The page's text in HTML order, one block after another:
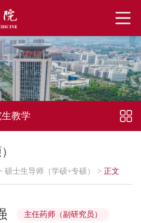
教学
硕士生导师（学硕+专硕） > 正文
主任药师（副研究员）